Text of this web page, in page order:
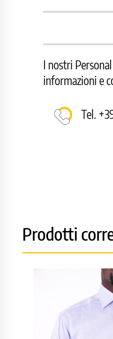
I nostri
informazioni e
Tel.
Prodotti